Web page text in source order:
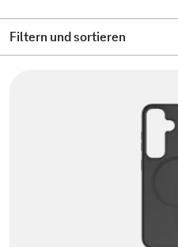
Filtern und sortieren